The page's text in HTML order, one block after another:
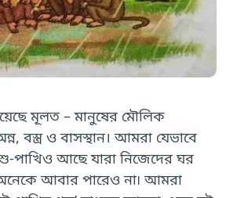
মূলত – মানুষের মৌলিক
বস্ত্র ও বাসস্থান। আমরা যেভাবে
পাখিও আছে যারা নিজেদের ঘর
অনেকে আবার পারেও না৷ আমরা